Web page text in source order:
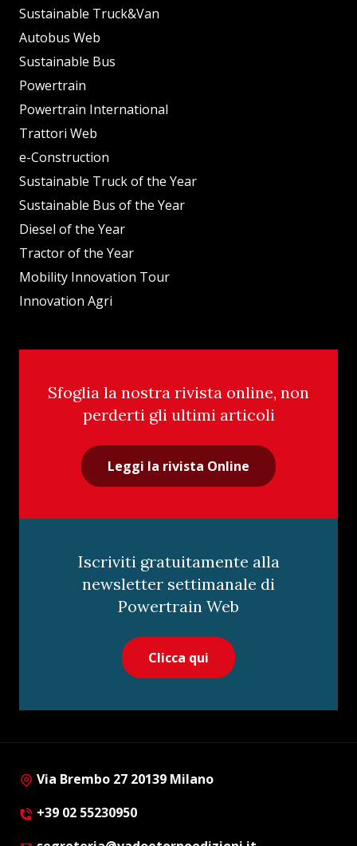
Sustainable Truck&Van
Autobus Web
Sustainable Bus
Powertrain
Powertrain International
Trattori Web
e-Construction
Sustainable Truck of the Year
Sustainable Bus of the Year
Diesel of the Year
Tractor of the Year
Mobility Innovation Tour
Innovation Agri
Sfoglia la nostra rivista online, non
perderti gli ultimi articoli
Leggi la rivista Online
Iscriviti gratuitamente alla
newsletter settimanale di
Powertrain Web
Clicca qui
Via Brembo 27 20139 Milano
+39 02 55230950